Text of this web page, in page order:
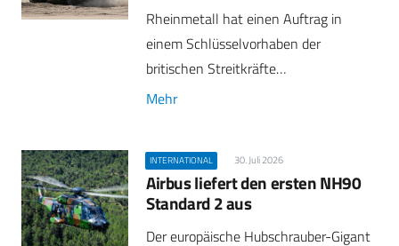
Rheinmetall hat einen Auftrag in
einem Schlüsselvorhaben der
britischen Streitkräfte…
Mehr
INTERNATIONAL 30. Juli 2026
Airbus liefert den ersten NH90
Standard 2 aus
Der europäische Hubschrauber-Gigant